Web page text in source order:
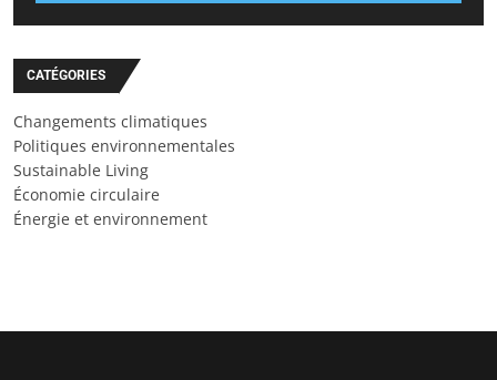
CATÉGORIES
Changements climatiques
Politiques environnementales
Sustainable Living
Économie circulaire
Énergie et environnement